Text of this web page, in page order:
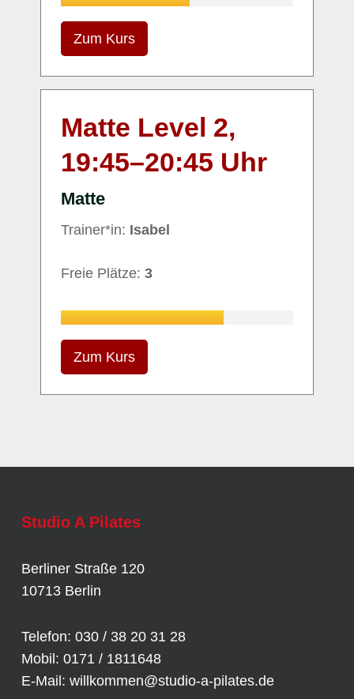
Zum Kurs
Matte Level 2,
19:45–20:45 Uhr
Matte
Trainer*in: Isabel
Freie Plätze: 3
Zum Kurs
Studio A Pilates
Berliner Straße 120
10713 Berlin
Telefon: 030 / 38 20 31 28
Mobil: 0171 / 1811648
E-Mail: willkommen@studio-a-pilates.de